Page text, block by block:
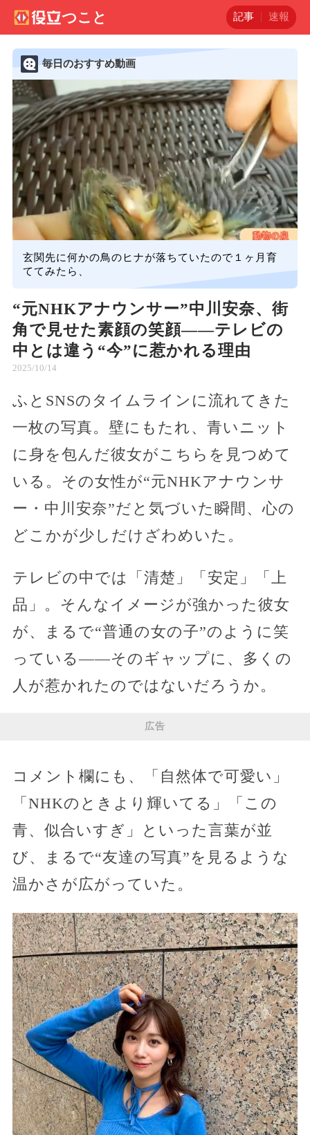
記事 速報
毎日のおすすめ動画
玄関先に何かの鳥のヒナが落ちていたので１ヶ月育
ててみたら、
“元NHKアナウンサー”中川安奈、街
角で見せた素顔の笑顔——テレビの
中とは違う“今”に惹かれる理由
2025/10/14
ふとSNSのタイムラインに流れてきた
一枚の写真。壁にもたれ、青いニット
に身を包んだ彼女がこちらを見つめて
いる。その女性が“元NHKアナウンサ
ー・中川安奈”だと気づいた瞬間、心の
どこかが少しだけざわめいた。
テレビの中では「清楚」「安定」「上
品」。そんなイメージが強かった彼女
が、まるで“普通の女の子”のように笑
っている——そのギャップに、多くの
人が惹かれたのではないだろうか。
広告
コメント欄にも、「自然体で可愛い」
「NHKのときより輝いてる」「この
青、似合いすぎ」といった言葉が並
び、まるで“友達の写真”を見るような
温かさが広がっていた。